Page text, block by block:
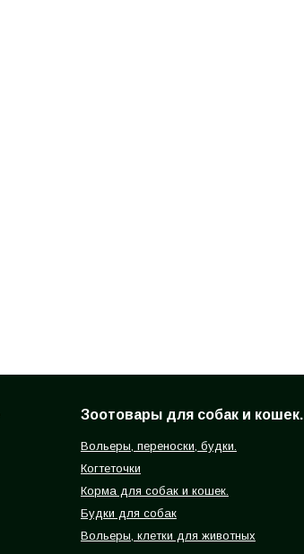
Зоотовары для собак и кошек.
Вольеры, переноски, будки.
Когтеточки
Корма для собак и кошек.
Будки для собак
Вольеры, клетки для животных